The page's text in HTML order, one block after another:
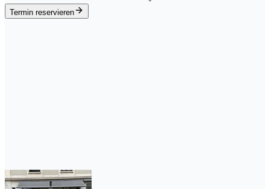
Termin reservieren